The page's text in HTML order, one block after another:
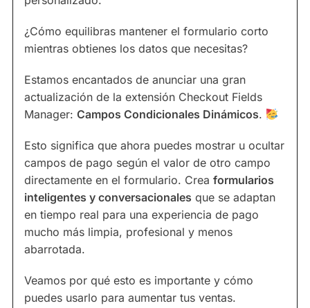
¿Cómo equilibras mantener el formulario corto
mientras obtienes los datos que necesitas?
Estamos encantados de anunciar una gran
actualización de la extensión Checkout Fields
Manager: Campos Condicionales Dinámicos.
Esto significa que ahora puedes mostrar u ocultar
campos de pago según el valor de otro campo
directamente en el formulario. Crea formularios
inteligentes y conversacionales que se adaptan
en tiempo real para una experiencia de pago
mucho más limpia, profesional y menos
abarrotada.
Veamos por qué esto es importante y cómo
puedes usarlo para aumentar tus ventas.